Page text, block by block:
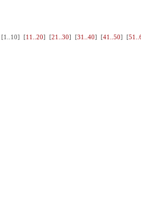
[1..10] [11..20] [21..30] [31..40] [41..50] [